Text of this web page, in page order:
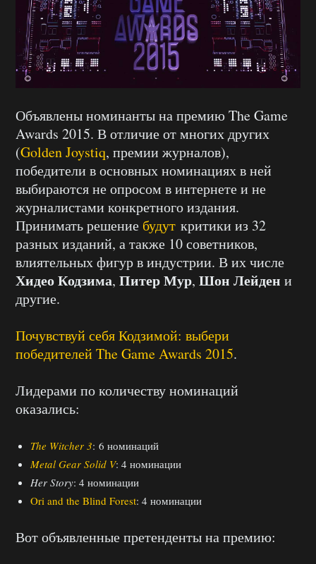
Объявлены номинанты на премию The Game
Awards 2015. В отличие от многих других
(Golden Joystiq, премии журналов),
победители в основных номинациях в ней
выбираются не опросом в интернете и не
журналистами конкретного издания.
Принимать решение будут критики из 32
разных изданий, а также 10 советников,
влиятельных фигур в индустрии. В их числе
Хидео Кодзима, Питер Мур, Шон Лейден и
другие.
Почувствуй себя Кодзимой: выбери
победителей The Game Awards 2015.
Лидерами по количеству номинаций
оказались:
The Witcher 3: 6 номинаций
Metal Gear Solid V: 4 номинации
Her Story: 4 номинации
Ori and the Blind Forest: 4 номинации
Вот объявленные претенденты на премию: